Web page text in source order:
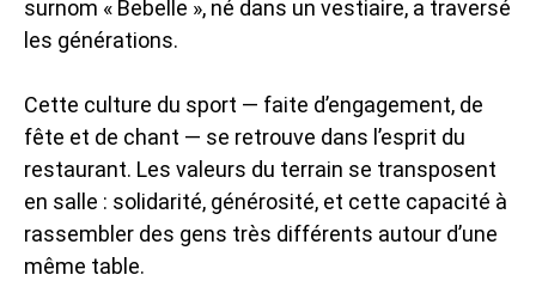
surnom « Bebelle », né dans un vestiaire, a traversé
les générations.
Cette culture du sport — faite d’engagement, de
fête et de chant — se retrouve dans l’esprit du
restaurant. Les valeurs du terrain se transposent
en salle : solidarité, générosité, et cette capacité à
rassembler des gens très différents autour d’une
même table.